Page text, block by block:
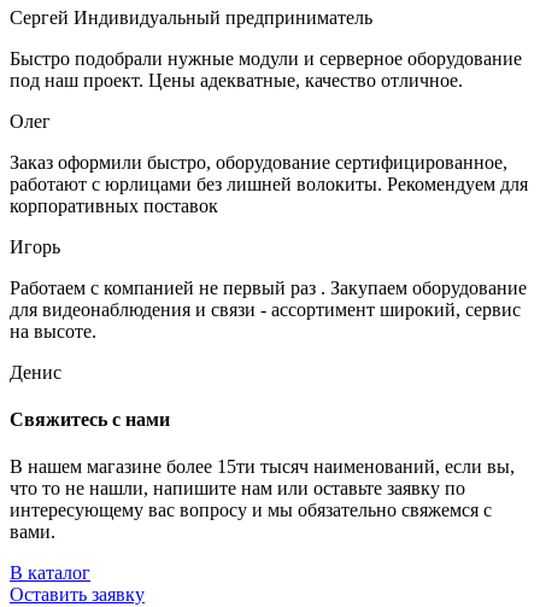
Сергей Индивидуальный предприниматель
Быстро подобрали нужные модули и серверное оборудование
под наш проект. Цены адекватные, качество отличное.
Олег
Заказ оформили быстро, оборудование сертифицированное,
работают с юрлицами без лишней волокиты. Рекомендуем для
корпоративных поставок
Игорь
Работаем с компанией не первый раз . Закупаем оборудование
для видеонаблюдения и связи - ассортимент широкий, сервис
на высоте.
Денис
Свяжитесь с нами
В нашем магазине более 15ти тысяч наименований, если вы,
что то не нашли, напишите нам или оставьте заявку по
интересующему вас вопросу и мы обязательно свяжемся с
вами.
В каталог
Оставить заявку